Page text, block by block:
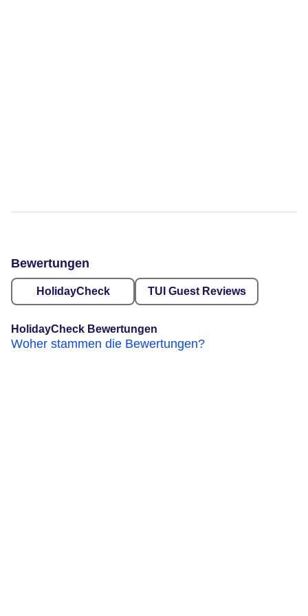
Bewertungen
HolidayCheck TUI Guest Reviews
HolidayCheck Bewertungen
Woher stammen die Bewertungen?